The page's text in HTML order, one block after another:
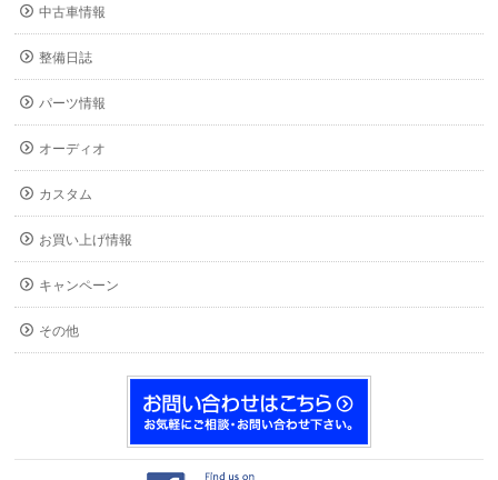
中古車情報
整備日誌
パーツ情報
オーディオ
カスタム
お買い上げ情報
キャンペーン
その他